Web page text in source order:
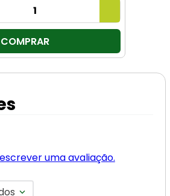
COMPRAR
uma avaliação.